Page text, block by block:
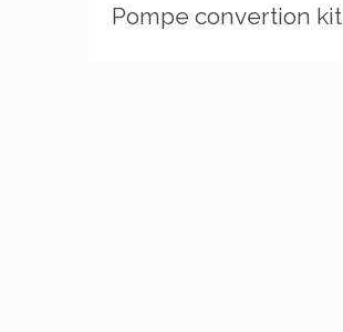
Pompe convertion kit